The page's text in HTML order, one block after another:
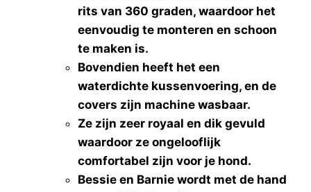
rits van 360 graden, waardoor het
eenvoudig te monteren en schoon
te maken is.
Bovendien heeft het een
waterdichte kussenvoering, en de
covers zijn machine wasbaar.
Ze zijn zeer royaal en dik gevuld
waardoor ze ongelooflijk
comfortabel zijn voor je hond.
Bessie en Barnie wordt met de hand